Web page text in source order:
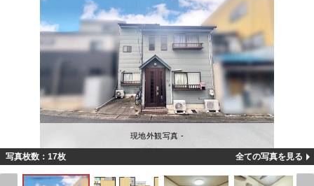
現地外観写真 -
写真枚数：17枚 全ての写真を見る